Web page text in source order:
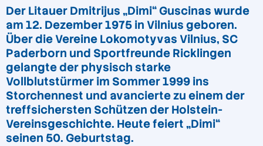
Der Litauer Dmitrijus „Dimi“ Guscinas wurde
am 12. Dezember 1975 in Vilnius geboren.
Über die Vereine Lokomotyvas Vilnius, SC
Paderborn und Sportfreunde Ricklingen
gelangte der physisch starke
Vollblutstürmer im Sommer 1999 ins
Storchennest und avancierte zu einem der
treffsichersten Schützen der Holstein-
Vereinsgeschichte. Heute feiert „Dimi“
seinen 50. Geburtstag.